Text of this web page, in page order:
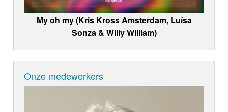
My oh my (Kris Kross Amsterdam, Luísa
Sonza & Willy William)
Onze medewerkers